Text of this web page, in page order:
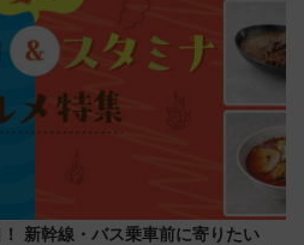
新幹線・バス乗車前に寄りたい